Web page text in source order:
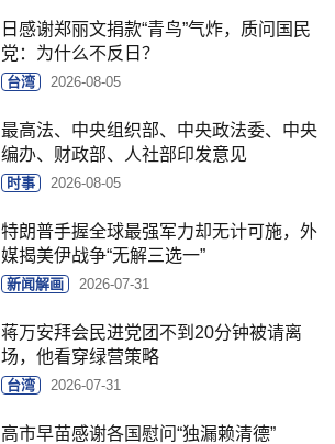
日感谢郑丽文捐款“青鸟”气炸，质问国民
党：为什么不反日？
台湾 2026-08-05
最高法、中央组织部、中央政法委、中央
编办、财政部、人社部印发意见
时事 2026-08-05
特朗普手握全球最强军力却无计可施，外
媒揭美伊战争“无解三选一”
新闻解画 2026-07-31
蒋万安拜会民进党团不到20分钟被请离
场，他看穿绿营策略
台湾 2026-07-31
高市早苗感谢各国慰问“独漏赖清德”